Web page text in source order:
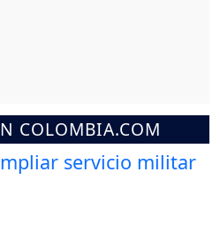
COLOMBIA.COM